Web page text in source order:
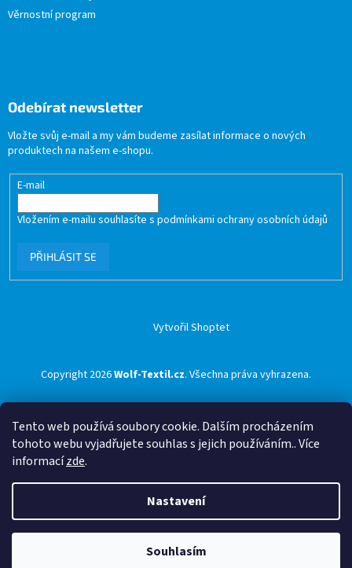
Tento web používá soubory cookie. Dalším procházením
tohoto webu vyjadřujete souhlas s jejich používáním.. Více
informacízde.
Nastavení
Souhlasím
Věrnostní program
Odebírat newsletter
Vložte svůj e-mail a my vám budeme zasílat informace o nových
produktech na našem e-shopu.
E-mail
Vložením e-mailu souhlasíte s podmínkami ochrany osobních údajů
PŘIHLÁSIT SE
Vytvořil Shoptet
Copyright 2026Wolf-Textil.cz. Všechna práva vyhrazena.